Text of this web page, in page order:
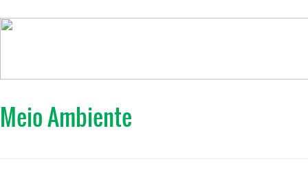
Meio Ambiente